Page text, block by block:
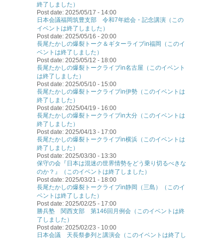
終了しました）
Post date: 2025/05/17 - 14:00
日本会議福岡筑豊支部 令和7年総会・記念講演（この
イベントは終了しました）
Post date: 2025/05/16 - 20:00
長尾たかしの爆裂トーク＆ギターライブin福岡（このイ
ベントは終了しました）
Post date: 2025/05/12 - 18:00
長尾たかしの爆裂トークライブin名古屋（このイベント
は終了しました）
Post date: 2025/05/10 - 15:00
長尾たかしの爆裂トークライブin伊勢（このイベントは
終了しました）
Post date: 2025/04/19 - 16:00
長尾たかしの爆裂トークライブin大分（このイベントは
終了しました）
Post date: 2025/04/13 - 17:00
長尾たかしの爆裂トークライブin横浜（このイベントは
終了しました）
Post date: 2025/03/30 - 13:30
保守の会『日本は混迷の世界情勢をどう乗り切るべきな
のか？』（このイベントは終了しました）
Post date: 2025/03/21 - 18:00
長尾たかしの爆裂トークライブin静岡（三島）（このイ
ベントは終了しました）
Post date: 2025/02/25 - 17:00
勝兵塾 関西支部 第146回月例会（このイベントは終
了しました）
Post date: 2025/02/23 - 10:00
日本会議 天長祭参列と講演会（このイベントは終了し